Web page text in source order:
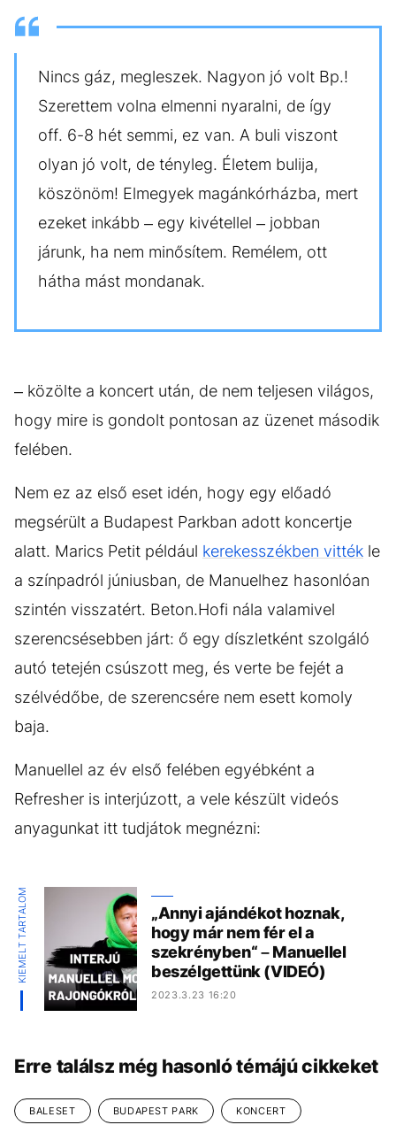
Nincs gáz, megleszek. Nagyon jó volt Bp.!
Szerettem volna elmenni nyaralni, de így
off. 6-8 hét semmi, ez van. A buli viszont
olyan jó volt, de tényleg. Életem bulija,
köszönöm! Elmegyek magánkórházba, mert
ezeket inkább – egy kivétellel – jobban
járunk, ha nem minősítem. Remélem, ott
hátha mást mondanak.
– közölte a koncert után, de nem teljesen világos,
hogy mire is gondolt pontosan az üzenet második
felében.
Nem ez az első eset idén, hogy egy előadó
megsérült a Budapest Parkban adott koncertje
alatt. Marics Petit például kerekesszékben vitték le
a színpadról júniusban, de Manuelhez hasonlóan
szintén visszatért. Beton.Hofi nála valamivel
szerencsésebben járt: ő egy díszletként szolgáló
autó tetején csúszott meg, és verte be fejét a
szélvédőbe, de szerencsére nem esett komoly
baja.
Manuellel az év első felében egyébként a
Refresher is interjúzott, a vele készült videós
anyagunkat itt tudjátok megnézni:
KIEMELT TARTALOM
„Annyi ajándékot hoznak,
hogy már nem fér el a
szekrényben“ – Manuellel
beszélgettünk (VIDEÓ)
2023.3.23 16:20
Erre találsz még hasonló témájú cikkeket
BALESET BUDAPEST PARK KONCERT